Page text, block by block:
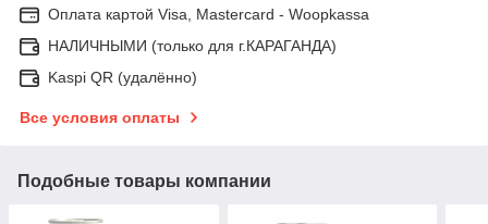
Оплата картой Visa, Mastercard - Woopkassa
НАЛИЧНЫМИ (только для г.КАРАГАНДА)
Kaspi QR (удалённо)
Все условия оплаты
Подобные товары компании